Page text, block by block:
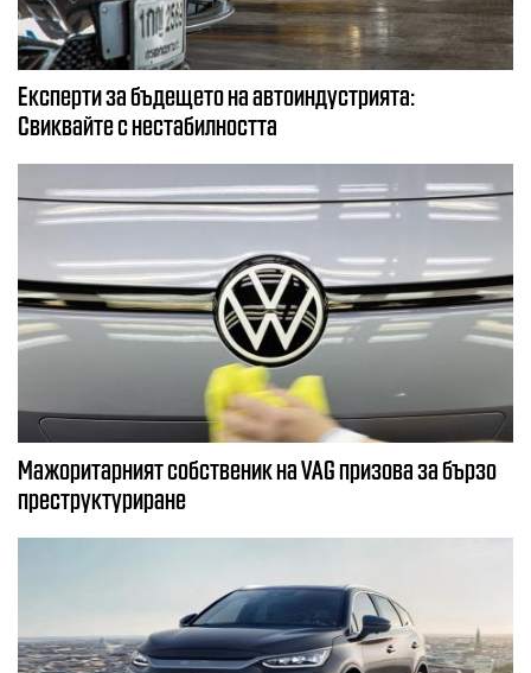
Експерти за бъдещето на автоиндустрията:
Свиквайте с нестабилността
Мажоритарният собственик на VAG призова за бързо
преструктуриране